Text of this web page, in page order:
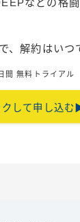
などの格
、解約はいつ
間 無料トライアル
クして申し込む